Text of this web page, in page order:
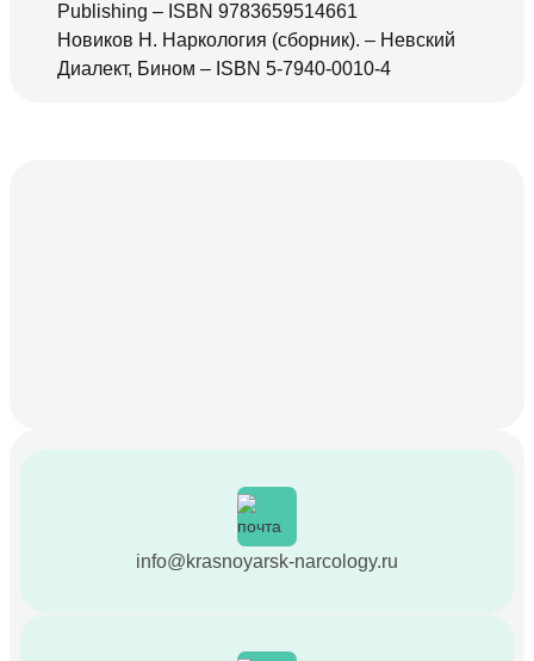
Publishing – ISBN 9783659514661
Новиков Н. Наркология (сборник). – Невский
Диалект, Бином – ISBN 5-7940-0010-4
info@krasnoyarsk-narcology.ru